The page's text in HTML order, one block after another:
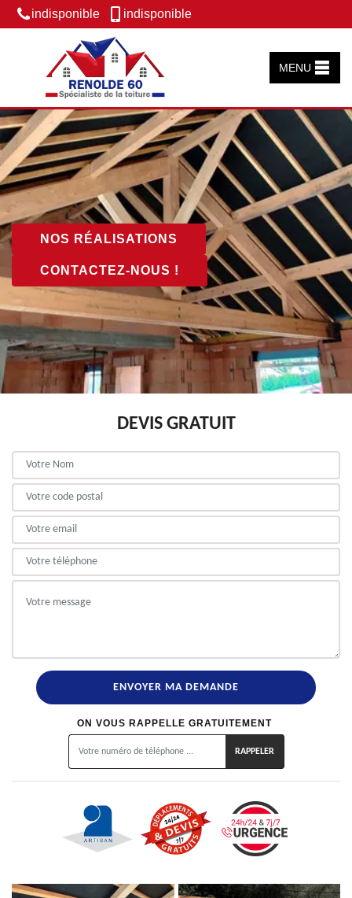
indisponible indisponible
MENU
NOS RÉALISATIONS
CONTACTEZ-NOUS !
DEVIS GRATUIT
ON VOUS RAPPELLE GRATUITEMENT